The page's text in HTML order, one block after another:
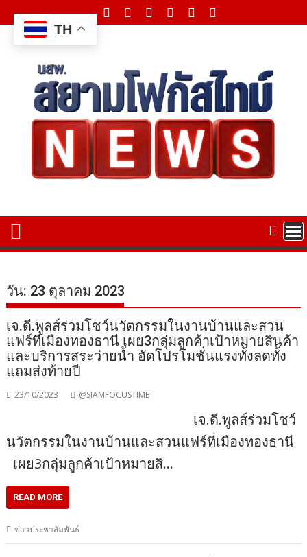
to
content
วัน: 23 ตุลาคม 2023
เจ.ดี.พูลส์ร่วมโชว์นวัตกรรมในงานบ้านและสวน
แฟร์ที่เมืองทองธานี เผย3กลุ่มลูกค้าเป้าหมายสินค้า
และบริการสระว่ายน้ำ อัดโปรโมชั่นแรงทั้งลดทั้ง
แถมส่งท้ายปี
23/10/2023 @SIAMFOCUSTIME
เจ.ดี.พูลส์ร่วมโชว์
นวัตกรรมในงานบ้านและสวนแฟร์ที่เมืองทองธานี
เผย3กลุ่มลูกค้าเป้าหมายสิ…
READ MORE
ข่าวประชาสัมพันธ์
TH